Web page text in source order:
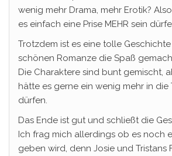
wenig mehr Drama, mehr Erotik?
es einfach eine Prise MEHR sein
Trotzdem ist es eine tolle
schönen Romanze die Spaß
Die Charaktere sind bunt gemischt,
hätte es gerne ein wenig mehr in die
dürfen.
Das Ende ist gut und schließt die
Ich frag mich allerdings ob es noch
geben wird, denn Josie und Tristans